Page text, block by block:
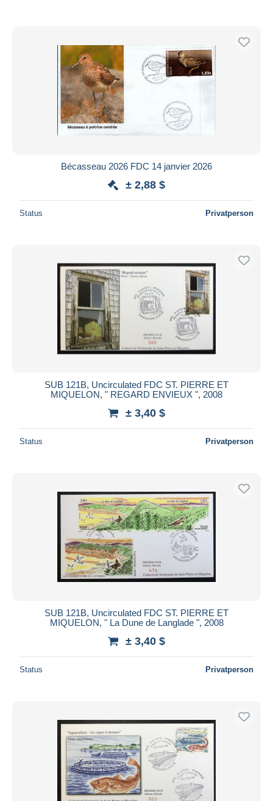
Bécasseau 2026 FDC 14 janvier 2026
± 2,88 $
Status Privatperson
SUB 121B, Uncirculated FDC ST. PIERRE ET
MIQUELON, " REGARD ENVIEUX ", 2008
± 3,40 $
Status Privatperson
SUB 121B, Uncirculated FDC ST. PIERRE ET
MIQUELON, " La Dune de Langlade ", 2008
± 3,40 $
Status Privatperson